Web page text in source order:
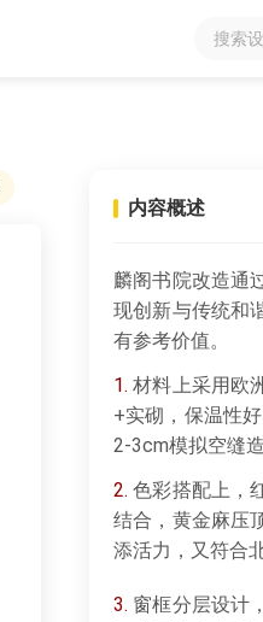
内容概述
麟阁书院改造通
现创新与传统和
有参考价值。
1. 材料上采用欧
+实砌，保温性
2-3cm模拟空缝
2. 色彩搭配上，
结合，黄金麻压
添活力，又符合
3. 窗框分层设计